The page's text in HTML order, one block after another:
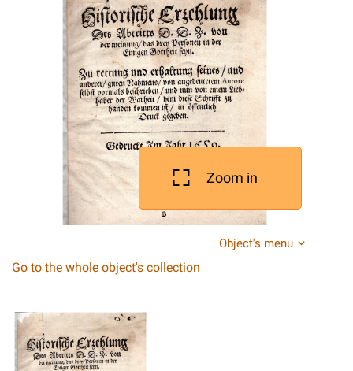
Zoom in
Object's menu
Go to the whole object's collection